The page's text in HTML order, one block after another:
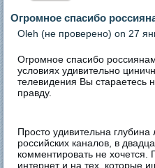
Огромное спасибо
Oleh (не проверено) on 27
Огромное спасибо
условиях удивительно
телевидения Вы стараетесь
правду.
Просто удивительна
российских каналов, в
комментировать не хочется.
интернет и на тех, которые